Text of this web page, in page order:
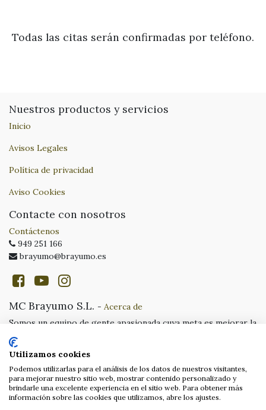
Todas las citas serán confirmadas por teléfono.
Nuestros productos y servicios
Inicio
Avisos Legales
Política de privacidad
Aviso Cookies
Contacte con nosotros
Contáctenos
949 251 166
brayumo@brayumo.es
MC Brayumo S.L. - Acerca de
Somos un equipo de gente apasionada cuya meta es mejorar la
vida de cada uno a través de productos disruptivos.
Construimos grandes productos para solucionar sus
problemas de negocio.
Nuestros productos están diseñados para pequeñas y
medianas empresas que desean optimizar su desempeño.
Utilizamos cookies
Podemos utilizarlas para el análisis de los datos de nuestros visitantes,
para mejorar nuestro sitio web, mostrar contenido personalizado y
brindarle una excelente experiencia en el sitio web. Para obtener más
información sobre las cookies que utilizamos, abre los ajustes.